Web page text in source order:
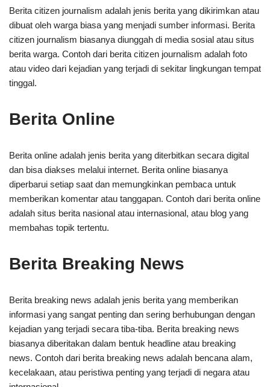
Berita citizen journalism adalah jenis berita yang dikirimkan atau
dibuat oleh warga biasa yang menjadi sumber informasi. Berita
citizen journalism biasanya diunggah di media sosial atau situs
berita warga. Contoh dari berita citizen journalism adalah foto
atau video dari kejadian yang terjadi di sekitar lingkungan tempat
tinggal.
Berita Online
Berita online adalah jenis berita yang diterbitkan secara digital
dan bisa diakses melalui internet. Berita online biasanya
diperbarui setiap saat dan memungkinkan pembaca untuk
memberikan komentar atau tanggapan. Contoh dari berita online
adalah situs berita nasional atau internasional, atau blog yang
membahas topik tertentu.
Berita Breaking News
Berita breaking news adalah jenis berita yang memberikan
informasi yang sangat penting dan sering berhubungan dengan
kejadian yang terjadi secara tiba-tiba. Berita breaking news
biasanya diberitakan dalam bentuk headline atau breaking
news. Contoh dari berita breaking news adalah bencana alam,
kecelakaan, atau peristiwa penting yang terjadi di negara atau